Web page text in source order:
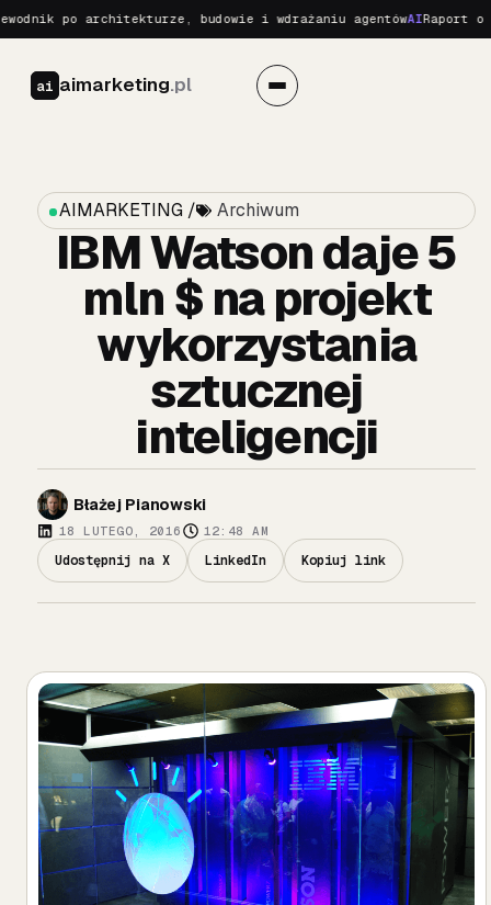
po architekturze, budowie i wdrażaniu agentówAIRaport o
ai aimarketing.pl
AIMARKETING / Archiwum
IBM Watson daje 5
mln $ na projekt
wykorzystania
sztucznej
inteligencji
Błażej Pianowski
18 LUTEGO, 2016 12:48 AM
Udostępnij na X LinkedIn Kopiuj link